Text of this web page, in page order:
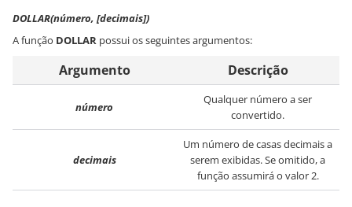
DOLLAR(número, [decimais])
A função DOLLAR possui os seguintes argumentos:
Argumento Descrição
número
Qualquer número a ser
convertido.
decimais
Um número de casas decimais a
serem exibidas. Se omitido, a
função assumirá o valor 2.